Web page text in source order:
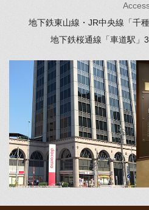
地下鉄東山線・JR中央線「千種
地下鉄桜通線「車道駅」